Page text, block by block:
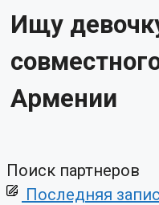
Ищу
Армении
Поиск партнеров
Последняя